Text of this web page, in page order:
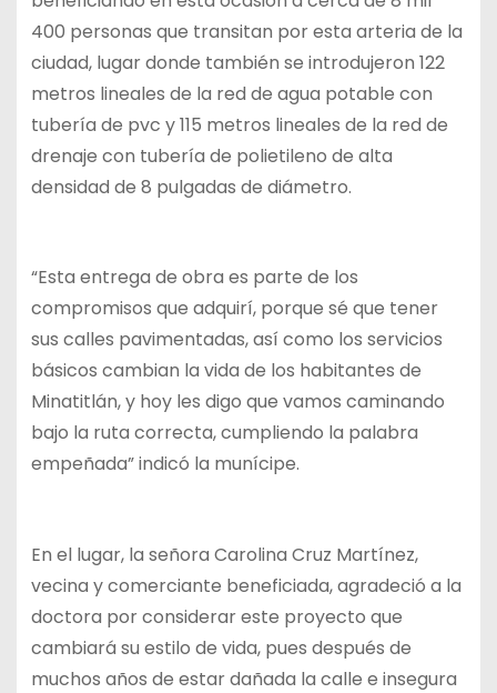
400 personas que transitan por esta arteria de la
ciudad, lugar donde también se introdujeron 122
metros lineales de la red de agua potable con
tubería de pvc y 115 metros lineales de la red de
drenaje con tubería de polietileno de alta
densidad de 8 pulgadas de diámetro.
“Esta entrega de obra es parte de los
compromisos que adquirí, porque sé que tener
sus calles pavimentadas, así como los servicios
básicos cambian la vida de los habitantes de
Minatitlán, y hoy les digo que vamos caminando
bajo la ruta correcta, cumpliendo la palabra
empeñada” indicó la munícipe.
En el lugar, la señora Carolina Cruz Martínez,
vecina y comerciante beneficiada, agradeció a la
doctora por considerar este proyecto que
cambiará su estilo de vida, pues después de
muchos años de estar dañada la calle e insegura